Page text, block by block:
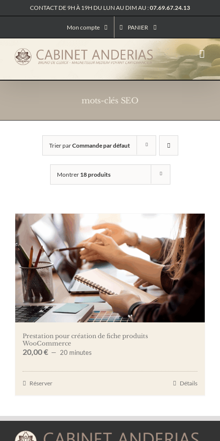
au
CONTACT DE 9H À 19H DU LUN AU DIM AU :07.69.67.24.13
Mon compte PANIER
mots-clés SEO
Trier parCommande par défaut
Montrer 18 produits
Prestation pour création de fiche produits
WooCommerce
20,00€ 20 minutes
Réserver Détails